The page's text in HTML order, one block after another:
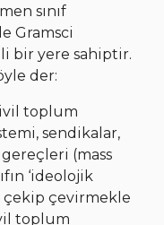
sınıf
Gramsci
bir yere sahiptir.
der:
toplum
sendikalar,
(mass
‘ideolojik
çekip çevirmekle
toplum